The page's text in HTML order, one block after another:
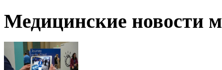
Медицинские новости